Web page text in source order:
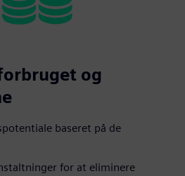
og
baseret på de
for at eliminere